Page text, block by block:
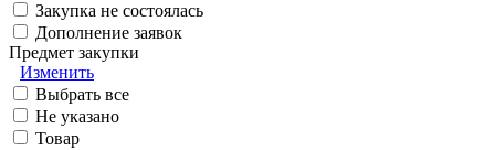
Закупка не состоялась
Дополнение заявок
Предмет закупки
Изменить
Выбрать все
Не указано
Товар